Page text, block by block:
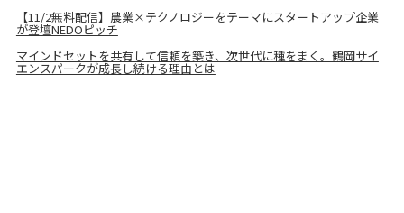
【11/2無料配信】農業×テクノロジーをテーマにスタートアップ企業
が登壇NEDOピッチ
マインドセットを共有して信頼を築き、次世代に種をまく。鶴岡サイ
エンスパークが成長し続ける理由とは